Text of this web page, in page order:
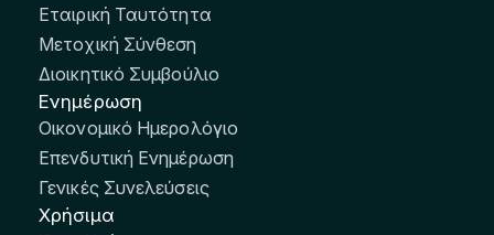
Εταιρική Ταυτότητα
Μετοχική Σύνθεση
Διοικητικό Συμβούλιο
Ενημέρωση
Οικονομικό Ημερολόγιο
Επενδυτική Ενημέρωση
Γενικές Συνελεύσεις
Χρήσιμα